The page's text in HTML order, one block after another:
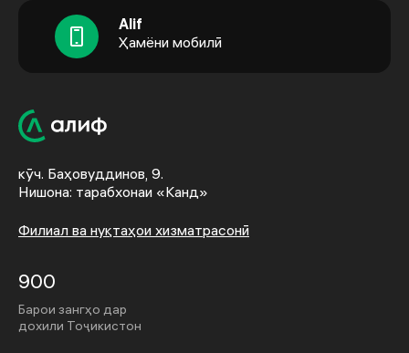
Alif
Ҳамёни мобилӣ
кӯч. Баҳовуддинов, 9.
Нишона: тарабхонаи «Канд»
Филиал ва нуқтаҳои хизматрасонӣ
900
Барои зангҳо дар
дохили Тоҷикистон